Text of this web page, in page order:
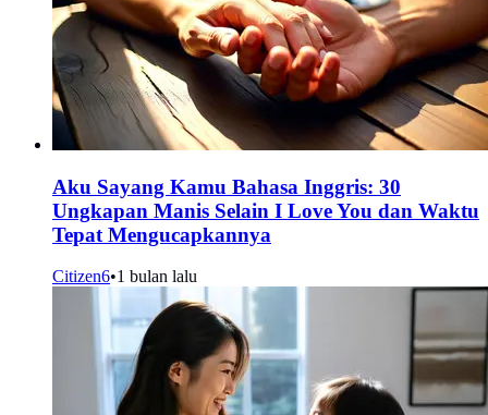
Aku Sayang Kamu Bahasa Inggris: 30
Ungkapan Manis Selain I Love You dan Waktu
Tepat Mengucapkannya
Citizen6•1 bulan lalu